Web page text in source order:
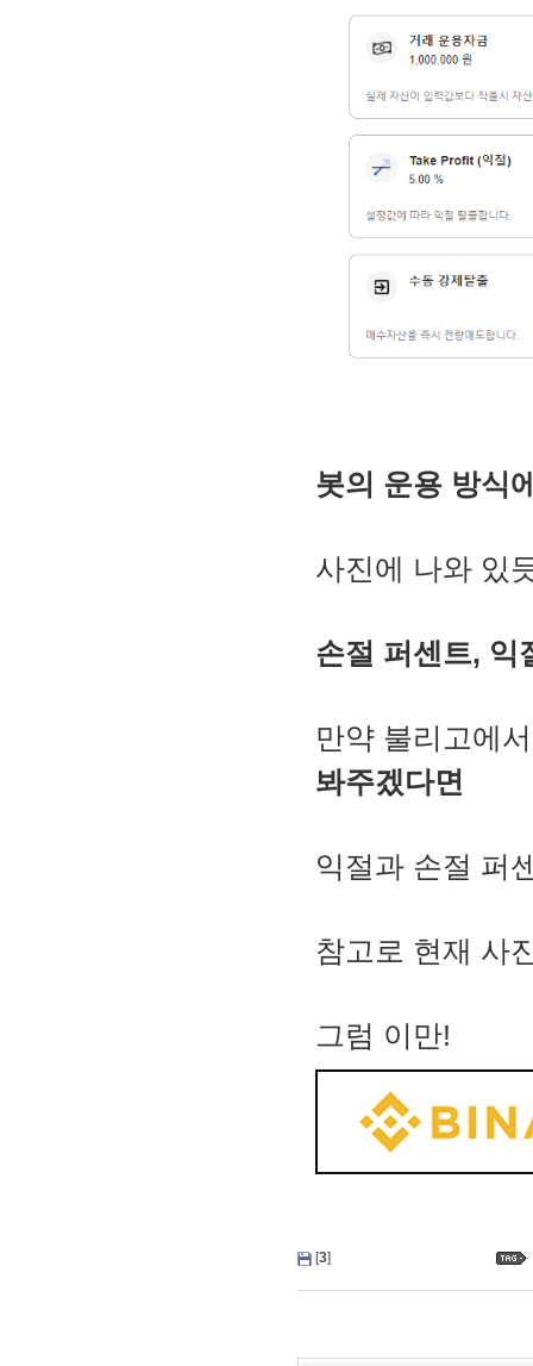
봇의 운용 방식
사진에 나와 있
손절 퍼센트, 익
만약 불리고에
봐주겠다면
익절과 손절 퍼
참고로 현재 사
그럼 이만!
[3]